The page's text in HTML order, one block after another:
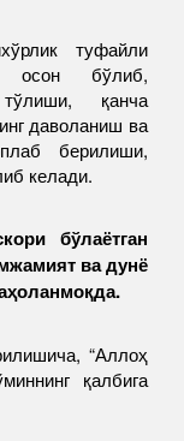
туфайли
осон бўлиб,
қанча
даволаниш ва
берилиши,
келади.
бўлаётган
ва дунё
“Аллоҳ
қалбига